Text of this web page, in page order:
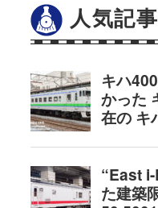
人気記事